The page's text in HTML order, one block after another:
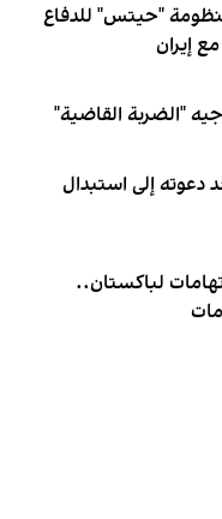
"حيتس" للدفاع
إيران
"الضربة القاضية"
دعوته إلى استبدال
لباكستان..